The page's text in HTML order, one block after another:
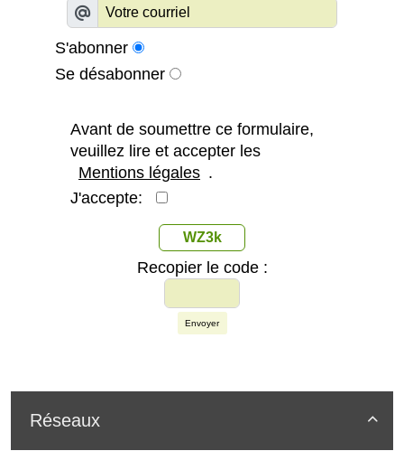
S'abonner
Se désabonner
Avant de soumettre ce formulaire,
veuillez lire et accepter les
Mentions légales .
J'accepte:
WZ3k
Recopier le code :
Envoyer

Réseaux